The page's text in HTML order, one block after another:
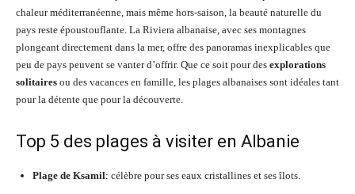
chaleur méditerranéenne, mais même hors-saison, la beauté naturelle du
pays reste époustouflante. La Riviera albanaise, avec ses montagnes
plongeant directement dans la mer, offre des panoramas inexplicables que
peu de pays peuvent se vanter d’offrir. Que ce soit pour des explorations
solitaires ou des vacances en famille, les plages albanaises sont idéales tant
pour la détente que pour la découverte.
Top 5 des plages à visiter en Albanie
Plage de Ksamil: célèbre pour ses eaux cristallines et ses îlots.